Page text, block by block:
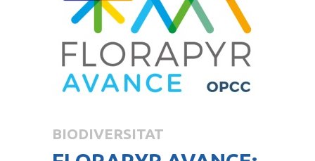
BIODIVERSITAT